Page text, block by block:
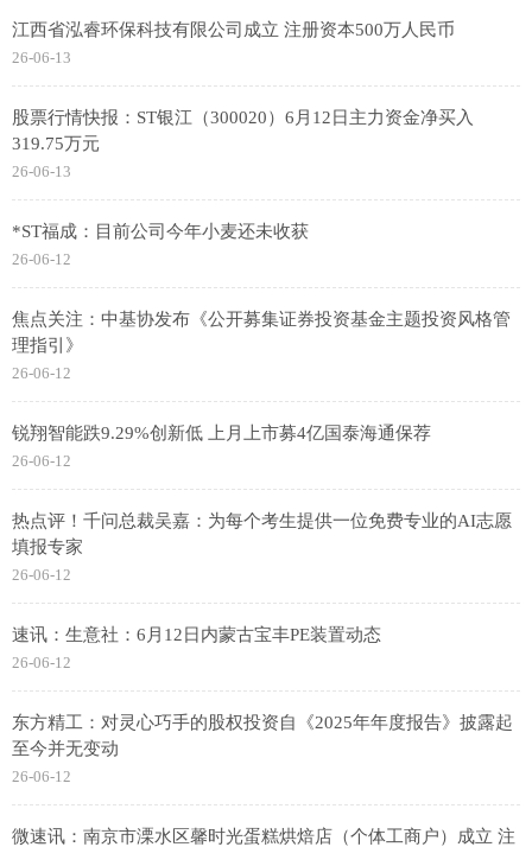
江西省泓睿环保科技有限公司成立 注册资本500万人民币
26-06-13
股票行情快报：ST银江（300020）6月12日主力资金净买入
319.75万元
26-06-13
*ST福成：目前公司今年小麦还未收获
26-06-12
焦点关注：中基协发布《公开募集证券投资基金主题投资风格管
理指引》
26-06-12
锐翔智能跌9.29%创新低 上月上市募4亿国泰海通保荐
26-06-12
热点评！千问总裁吴嘉：为每个考生提供一位免费专业的AI志愿
填报专家
26-06-12
速讯：生意社：6月12日内蒙古宝丰PE装置动态
26-06-12
东方精工：对灵心巧手的股权投资自《2025年年度报告》披露起
至今并无变动
26-06-12
微速讯：南京市溧水区馨时光蛋糕烘焙店（个体工商户）成立 注